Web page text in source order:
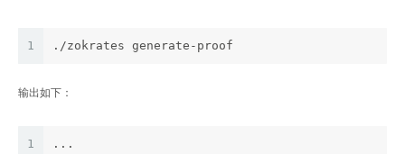
1 ./zokrates generate-proof
输出如下：
1
...